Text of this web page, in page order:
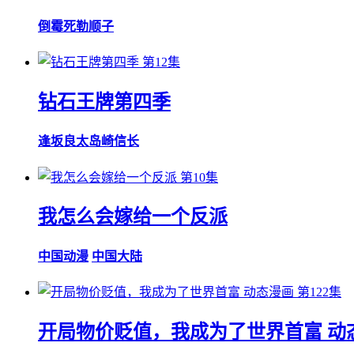
倒霉死勒顺子
第12集
钻石王牌第四季
逢坂良太岛崎信长
第10集
我怎么会嫁给一个反派
中国动漫 中国大陆
第122集
开局物价贬值，我成为了世界首富 动